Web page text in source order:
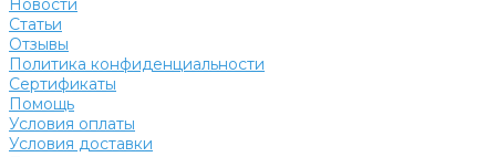
Новости
Статьи
Отзывы
Политика конфиденциальности
Сертификаты
Помощь
Условия оплаты
Условия доставки